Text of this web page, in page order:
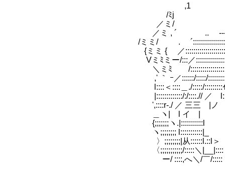
,1 ＿
/ﾐj ／:::::＿
／ミ/ ./ ／
／ミ , ´ .. ---{/ ､
/ミミ/ .
{ミミ { ／
Vミﾐミー/:::／
＼ミﾐ /
,' ｀ ｰ／::::::/:::::/:::::::::::/
l::::＜::::＿./:::::/:::::::::ｲ:::::/
|:::::::::::::/:/::::.// ／ l::::/ l::./ ヽ
',::::r-./ ／ 三三 |ノ 三三
＿ヽ| l イ | | さて明日は思
{;;;;;;;ヽ
ヽ;;;;;;;; l:::::::::::|_ r ―--､ .'::j
〉;;;;;;;;|从::::::l.::l＞ ― ＜
〈;;;;;;;;;;;/:::::＼|__|::::ヽ三/
ー/ ::::,へ＼/￣/:::::ヽ